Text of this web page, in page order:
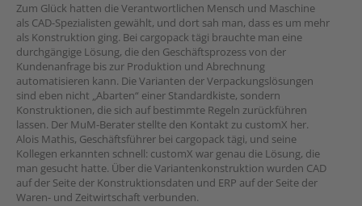
Zum Glück hatten die Verantwortlichen Mensch und Maschine
als CAD-Spezialisten gewählt, und dort sah man, dass es um mehr
als Konstruktion ging. Bei cargopack tägi brauchte man eine
durchgängige Lösung, die den Geschäftsprozess von der
Kundenanfrage bis zur Produktion und Abrechnung
automatisieren kann. Die Varianten der Verpackungslösungen
sind eben nicht „Abarten“ einer Standardkiste, sondern
Konstruktionen, die sich auf bestimmte Regeln zurückführen
lassen. Der MuM-Berater stellte den Kontakt zu customX her.
Alois Mathis, Geschäftsführer bei cargopack tägi, und seine
Kollegen erkannten schnell: customX war genau die Lösung, die
man gesucht hatte. Über die Variantenkonstruktion wurden CAD
auf der Seite der Konstruktionsdaten und ERP auf der Seite der
Waren- und Zeitwirtschaft verbunden.